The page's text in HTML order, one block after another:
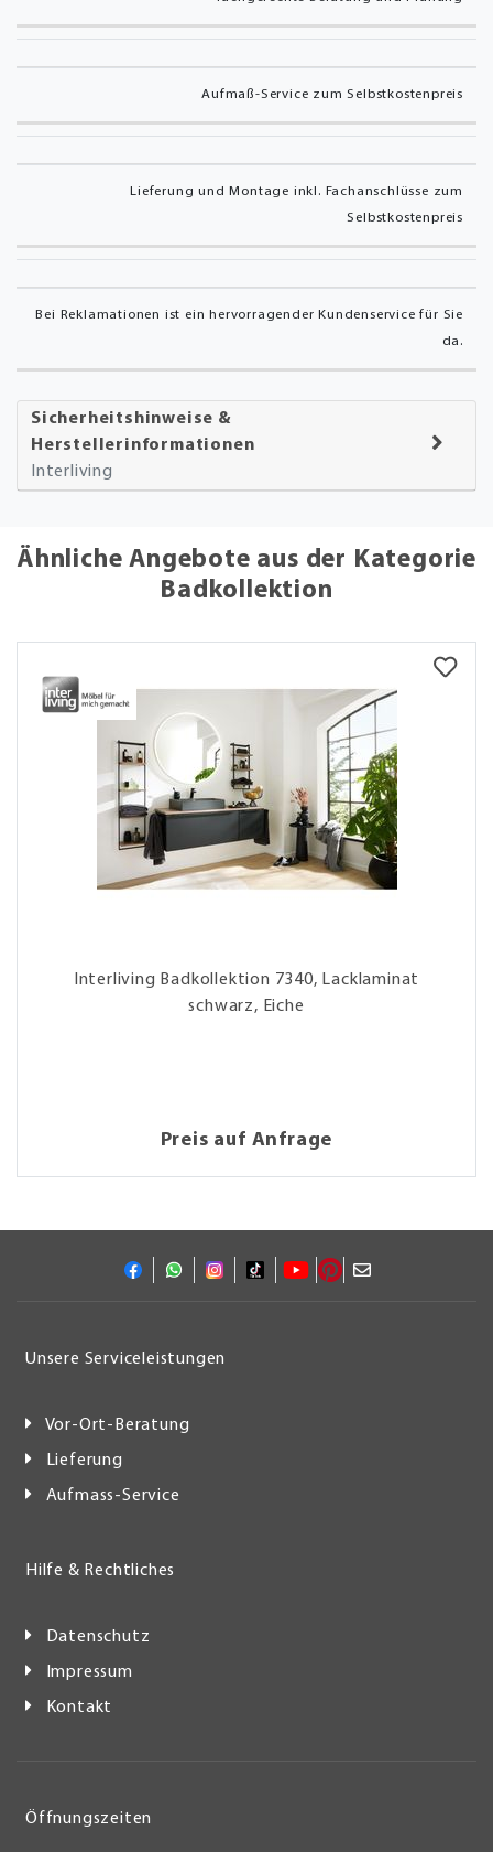
Aufmaß-Service zum Selbstkostenpreis
Lieferung und Montage inkl. Fachanschlüsse zum
Selbstkostenpreis
Bei Reklamationen ist ein hervorragender Kundenservice für Sie
da.
Sicherheitshinweise &
Herstellerinformationen
Interliving
Ähnliche Angebote aus der Kategorie
Badkollektion
Interliving Badkollektion 7340, Lacklaminat
schwarz, Eiche
Preis auf Anfrage
Unsere Serviceleistungen
Vor-Ort-Beratung
Lieferung
Aufmass-Service
Hilfe & Rechtliches
Datenschutz
Impressum
Kontakt
Öffnungszeiten